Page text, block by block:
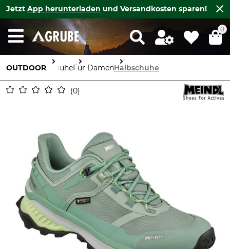
Jetzt App herunterladen und Versandkosten sparen!
0
OUTDOOR SchuheFür DamenHalbschuhe
0